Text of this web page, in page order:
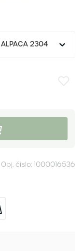
2304 sivá
Obj. číslo: 1000016536